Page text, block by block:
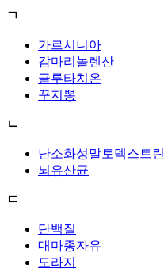
ㄱ
가르시니아
감마리놀렌산
글루타치온
꾸지뽕
ㄴ
난소화성말토덱스트린
뇌유산균
ㄷ
단백질
대마종자유
도라지